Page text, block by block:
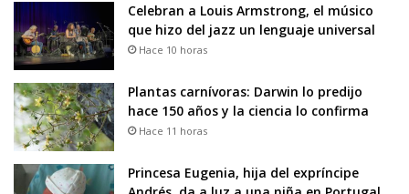
Celebran a Louis Armstrong, el músico
que hizo del jazz un lenguaje universal
Hace 10 horas
Plantas carnívoras: Darwin lo predijo
hace 150 años y la ciencia lo confirma
Hace 11 horas
Princesa Eugenia, hija del expríncipe